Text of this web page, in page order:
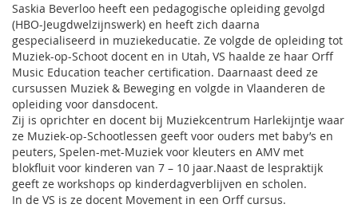
Saskia Beverloo heeft een pedagogische opleiding gevolgd
(HBO-Jeugdwelzijnswerk) en heeft zich daarna
gespecialiseerd in muziekeducatie. Ze volgde de opleiding tot
Muziek-op-Schoot docent en in Utah, VS haalde ze haar Orff
Music Education teacher certification. Daarnaast deed ze
cursussen Muziek & Beweging en volgde in Vlaanderen de
opleiding voor dansdocent.
Zij is oprichter en docent bij Muziekcentrum Harlekijntje waar
ze Muziek-op-Schootlessen geeft voor ouders met baby’s en
peuters, Spelen-met-Muziek voor kleuters en AMV met
blokfluit voor kinderen van 7 – 10 jaar.Naast de lespraktijk
geeft ze workshops op kinderdagverblijven en scholen.
In de VS is ze docent Movement in een Orff cursus.